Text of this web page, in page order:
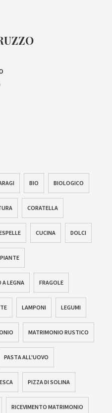
BIO BIOLOGICO
CORATELLA
CUCINA DOLCI
A LEGNA FRAGOLE
LAMPONI LEGUMI
MATRIMONIO RUSTICO
PASTA ALL'UOVO
PIZZA DI SOLINA
RICEVIMENTO MATRIMONIO